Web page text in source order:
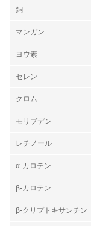
銅
マンガン
ヨウ素
セレン
クロム
モリブデン
レチノール
α-カロテン
β-カロテン
β-クリプトキサンチン